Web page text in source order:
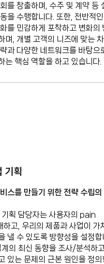
를 창출하며, 수주 및 계약 등
을 수행합니다. 또한, 전반적인
를 민감하게 포착하고 변화의
며, 개별 고객의 니즈에 맞는
과 다양한 네트워크를 바탕으
는 핵심 역할을 하고 있습니다.
기획
스를 만들기 위한 전략 수립의
획 담당자는 사용자의 pain
고, 우리의 제품과 사업이 가
낼 수 있도록 방향성을 설정합
의 최신 동향을 조사/분석하고,
있는 문제의 근본 원인을 정의